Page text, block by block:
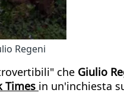
Regeni
che Giulio
Times in un'inchiesta